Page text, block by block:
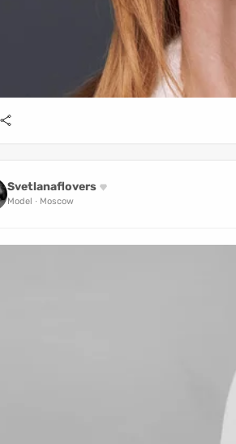
Svetlanaflovers
Model Moscow